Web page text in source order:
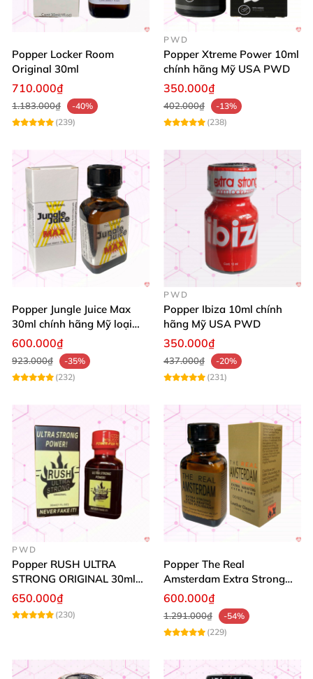
Người đang tìm loại popper mạnh
ứng nhanh
Popper Locker Room
Original 30ml
710.000₫
1.183.000₫
-40%
(239)
PWD
Popper Xtreme Power 10ml
chính hãng Mỹ USA PWD
350.000₫
402.000₫
-13%
(238)
Popper Jungle Juice Max
30ml chính hãng Mỹ loại
mạnh cho Top Bot
600.000₫
923.000₫
-35%
(232)
PWD
Popper Ibiza 10ml chính
hãng Mỹ USA PWD
350.000₫
437.000₫
-20%
(231)
PWD
Popper RUSH ULTRA
STRONG ORIGINAL 30ml
Chính Hãng Mỹ PWD
650.000₫
(230)
Popper The Real
Amsterdam Extra Strong
30ml
600.000₫
1.291.000₫
-54%
(229)